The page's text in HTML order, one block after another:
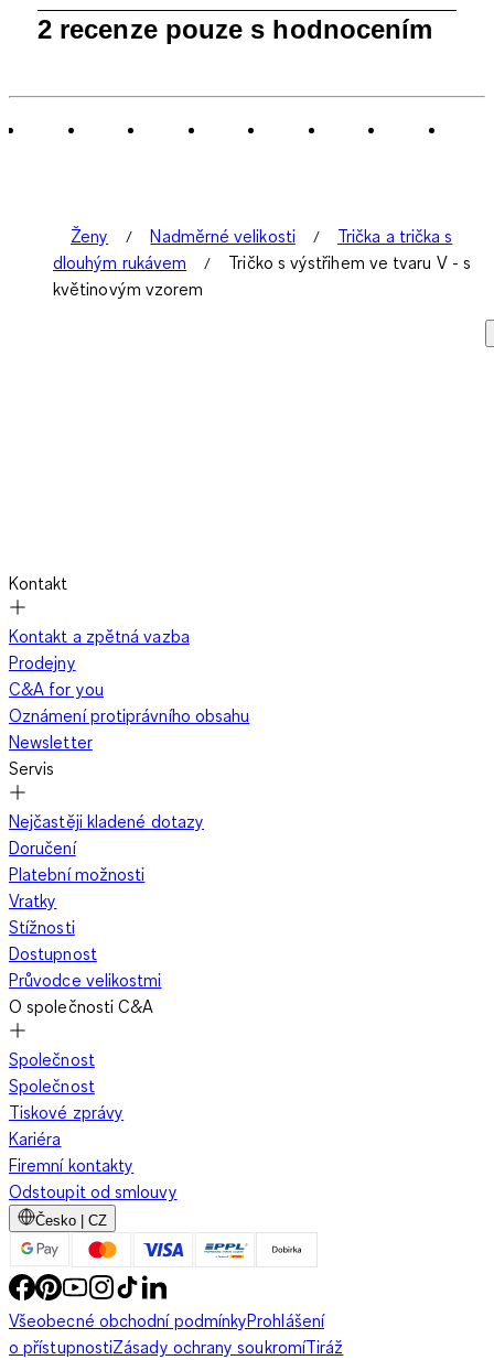
ze
2 recenze pouze s hodnocením
Ženy Nadměrné velikosti
Trička a trička s
dlouhým rukávem
Tričko s výstřihem ve tvaru V - s
květinovým vzorem
Kontakt
Kontakt a zpětná vazba
Prodejny
C&A for you
Oznámení protiprávního obsahu
Newsletter
Servis
Nejčastěji kladené dotazy
Doručení
Platební možnosti
Vratky
Stížnosti
Dostupnost
Průvodce velikostmi
O společnosti C&A
Společnost
Společnost
Tiskové zprávy
Kariéra
Firemní kontakty
Odstoupit od smlouvy
Česko | CZ
Všeobecné obchodní podmínkyProhlášení
o přístupnostiZásady ochrany soukromíTiráž